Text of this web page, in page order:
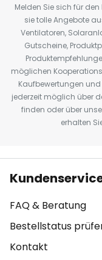
Melden Sie sich für
sie tolle Angebote
Ventilatoren,
Gutscheine,
möglichen
Kaufbewertungen
jederzeit möglich über
finden oder über
erhalten
FAQ & Beratung
Bestellstatus
Kontakt